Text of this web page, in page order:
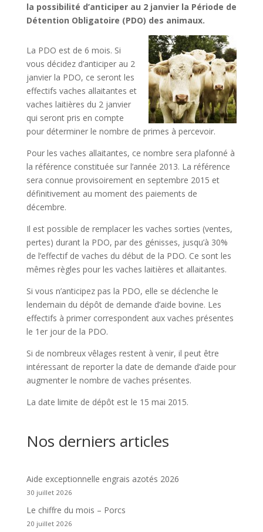
la possibilité d’anticiper au 2 janvier la Période de
Détention Obligatoire (PDO) des animaux.
La PDO est de 6 mois. Si
vous décidez d’anticiper au 2
janvier la PDO, ce seront les
effectifs vaches allaitantes et
vaches laitières du 2 janvier
qui seront pris en compte
pour déterminer le nombre de primes à percevoir.
Pour les vaches allaitantes, ce nombre sera plafonné à
la référence constituée sur l’année 2013. La référence
sera connue provisoirement en septembre 2015 et
définitivement au moment des paiements de
décembre.
Il est possible de remplacer les vaches sorties (ventes,
pertes) durant la PDO, par des génisses, jusqu’à 30%
de l’effectif de vaches du début de la PDO. Ce sont les
mêmes règles pour les vaches laitières et allaitantes.
Si vous n’anticipez pas la PDO, elle se déclenche le
lendemain du dépôt de demande d’aide bovine. Les
effectifs à primer correspondent aux vaches présentes
le 1er jour de la PDO.
Si de nombreux vêlages restent à venir, il peut être
intéressant de reporter la date de demande d’aide pour
augmenter le nombre de vaches présentes.
La date limite de dépôt est le 15 mai 2015.
Nos derniers articles
Aide exceptionnelle engrais azotés 2026
30 juillet 2026
Le chiffre du mois – Porcs
20 juillet 2026